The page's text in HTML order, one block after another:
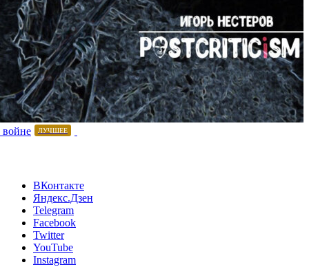
ЛУЧШЕЕ
ВКонтакте
Яндекс.Дзен
Telegram
Facebook
Twitter
YouTube
Instagram